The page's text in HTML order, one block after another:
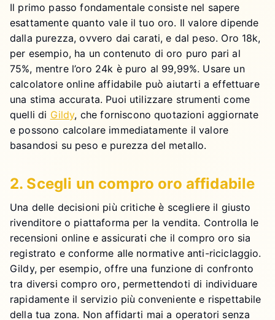
Il primo passo fondamentale consiste nel sapere
esattamente quanto vale il tuo oro. Il valore dipende
dalla purezza, ovvero dai carati, e dal peso. Oro 18k,
per esempio, ha un contenuto di oro puro pari al
75%, mentre l’oro 24k è puro al 99,99%. Usare un
calcolatore online affidabile può aiutarti a effettuare
una stima accurata. Puoi utilizzare strumenti come
quelli di Gildy, che forniscono quotazioni aggiornate
e possono calcolare immediatamente il valore
basandosi su peso e purezza del metallo.
2. Scegli un compro oro affidabile
Una delle decisioni più critiche è scegliere il giusto
rivenditore o piattaforma per la vendita. Controlla le
recensioni online e assicurati che il compro oro sia
registrato e conforme alle normative anti-riciclaggio.
Gildy, per esempio, offre una funzione di confronto
tra diversi compro oro, permettendoti di individuare
rapidamente il servizio più conveniente e rispettabile
della tua zona. Non affidarti mai a operatori senza